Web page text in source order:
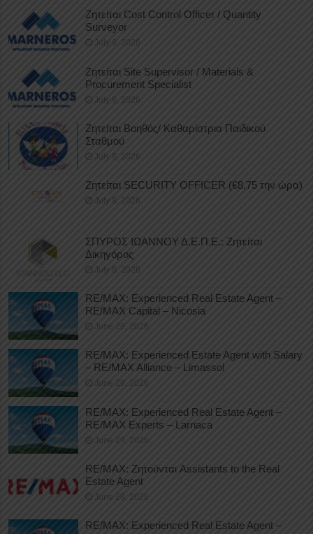
Ζητείται Cost Control Officer / Quantity
Surveyor
July 9, 2026
Ζητείται Site Supervisor / Materials &
Procurement Specialist
July 9, 2026
Ζητείται Βοηθός/ Καθαρίστρια Παιδικού
Σταθμού
July 8, 2026
Ζητείται SECURITY OFFICER (€8,75 την ώρα)
July 8, 2026
ΣΠΥΡΟΣ ΙΩΑΝΝΟΥ Δ.Ε.Π.Ε.: Ζητείται
Δικηγόρος
July 8, 2026
RE/MAX: Experienced Real Estate Agent –
RE/MAX Capital – Nicosia
June 29, 2026
RE/MAX: Experienced Estate Agent with Salary
– RE/MAX Alliance – Limassol
June 29, 2026
RE/MAX: Experienced Real Estate Agent –
RE/MAX Experts – Larnaca
June 29, 2026
RE/MAX: Ζητούνται Assistants to the Real
Estate Agent
June 29, 2026
RE/MAX: Experienced Real Estate Agent –